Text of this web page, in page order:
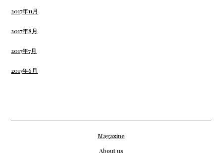
2017年11月
2017年8月
2017年7月
2017年6月
Magazine
About us